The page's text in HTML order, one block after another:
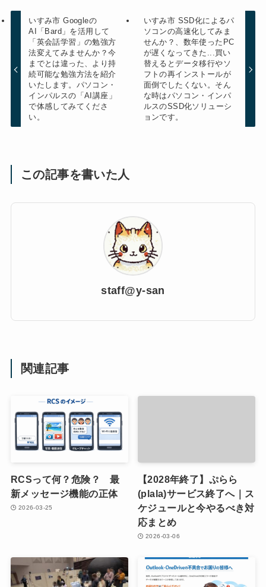
いすみ市 Googleの
AI「Bard」を活用して
「英会話学習」の勉強方
法変えてみませんか？今
までとは違った、より持
続可能な勉強方法を紹介
いたします。パソコン・
インパルスの「AI講座」
で体感してみてくださ
い。
いすみ市 SSD化によるパ
ソコンの高速化してみま
せんか？、数年使ったPC
が遅くなってきた...買い
替えるとデータ移行やソ
フトの再インストールが
面倒でしたくない。そん
な時はパソコン・インパ
ルスのSSD化ソリューシ
ョンです。
この記事を書いた人
staff@y-san
関連記事
RCSって何？危険？ 最
新メッセージ機能の正体
2026-03-25
【2028年終了】ぷらら
(plala)サービス終了へ｜ス
ケジュールと今やるべき対
応まとめ
2026-03-06